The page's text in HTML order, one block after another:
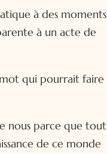
à des moments
à un acte de
mot qui pourrait faire
nous parce que tout
de ce monde